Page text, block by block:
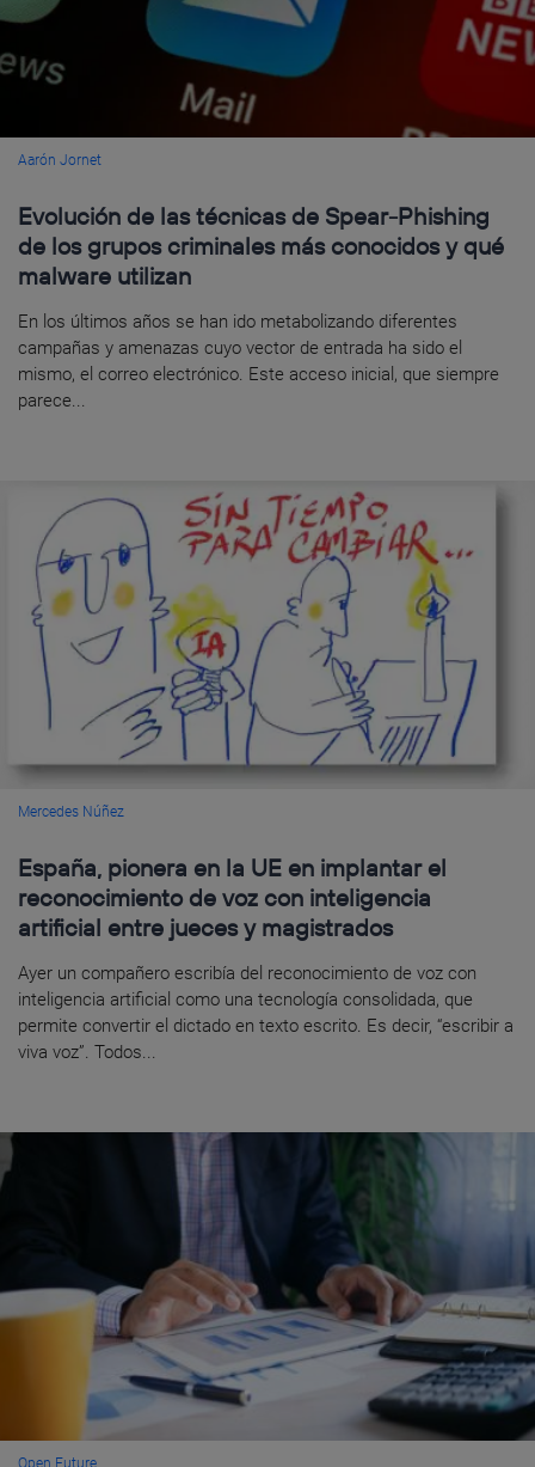
Aarón Jornet
Evolución de las técnicas de Spear-Phishing
de los grupos criminales más conocidos y qué
malware utilizan
En los últimos años se han ido metabolizando diferentes
campañas y amenazas cuyo vector de entrada ha sido el
mismo, el correo electrónico. Este acceso inicial, que siempre
parece...
Mercedes Núñez
España, pionera en la UE en implantar el
reconocimiento de voz con inteligencia
artificial entre jueces y magistrados
Ayer un compañero escribía del reconocimiento de voz con
inteligencia artificial como una tecnología consolidada, que
permite convertir el dictado en texto escrito. Es decir, “escribir a
viva voz”. Todos...